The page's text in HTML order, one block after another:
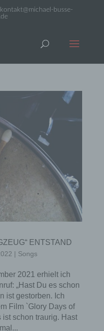
kontakt@michael-busse-
ENTSTAND
| Songs
2021 erhielt ich
„Hast Du es schon
ist gestorben. Ich
Film `Glory Days of
ist schon traurig. Hast